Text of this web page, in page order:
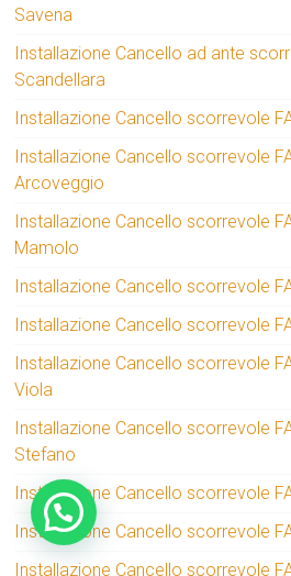
Savena
Installazione Cancello ad ante
Scandellara
Installazione Cancello scorrevole
Installazione Cancello scorrevole
Arcoveggio
Installazione Cancello scorrevole
Mamolo
Installazione Cancello scorrevole
Installazione Cancello scorrevole
Installazione Cancello scorrevole
Viola
Installazione Cancello scorrevole
Stefano
Installazione Cancello scorrevole
Installazione Cancello scorrevole
Installazione Cancello scorrevole